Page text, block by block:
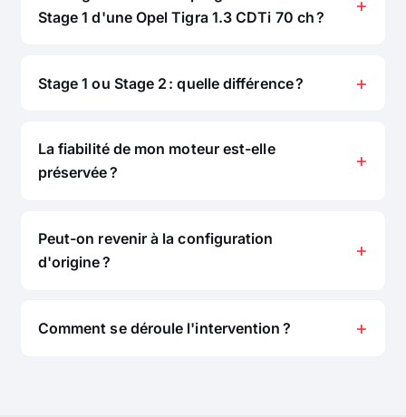
Stage 1 d'une Opel Tigra 1.3 CDTi 70 ch ?
Stage 1 ou Stage 2 : quelle différence ?
La fiabilité de mon moteur est-elle
préservée ?
Peut-on revenir à la configuration
d'origine ?
Comment se déroule l'intervention ?